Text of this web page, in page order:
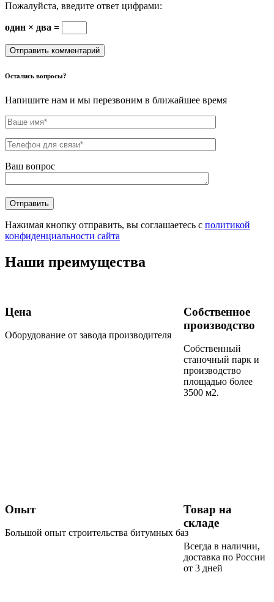
Пожалуйста, введите ответ цифрами:
один × два =
Остались вопросы?
Напишите нам и мы перезвоним в ближайшее время
Ваш вопрос
Нажимая кнопку отправить, вы соглашаетесь с политикой
конфиденциальности сайта
Наши преимущества
Цена
Оборудование от завода производителя
Собственное
производство
Собственный
станочный парк и
производство
площадью более
3500 м2.
Опыт
Большой опыт строительства битумных баз
Товар на
складе
Всегда в наличии,
доставка по России
от 3 дней